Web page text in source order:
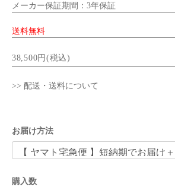
メーカー保証期間：3年保証
送料無料
38,500円(税込)
>> 配送・送料について
お届け方法
購入数